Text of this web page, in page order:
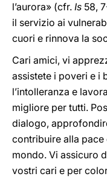
l’aurora» (cfr. Is 58,
il servizio ai
cuori e rinnova la
Cari amici, vi
assistete i poveri e i
l’intolleranza e
migliore per tutti.
dialogo,
contribuire alla pace
mondo. Vi assicuro
vostri cari e per